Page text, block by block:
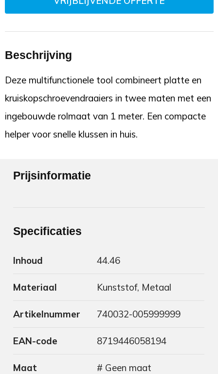
Beschrijving
Deze multifunctionele tool combineert platte en
kruiskopschroevendraaiers in twee maten met een
ingebouwde rolmaat van 1 meter. Een compacte
helper voor snelle klussen in huis.
Prijsinformatie
Specificaties
Inhoud 44.46
Materiaal Kunststof, Metaal
Artikelnummer 740032-005999999
EAN-code 8719446058194
Maat # Geen maat